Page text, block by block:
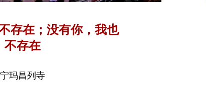
存在；没有你，我也
不存在
宁玛昌列寺